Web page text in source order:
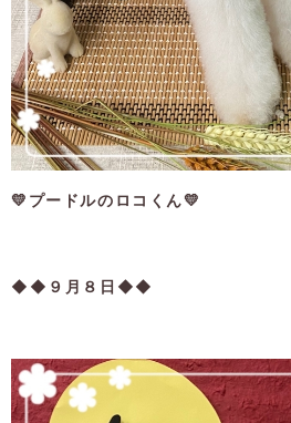
💛プードルのロコくん💛
◆◆９月８日◆◆